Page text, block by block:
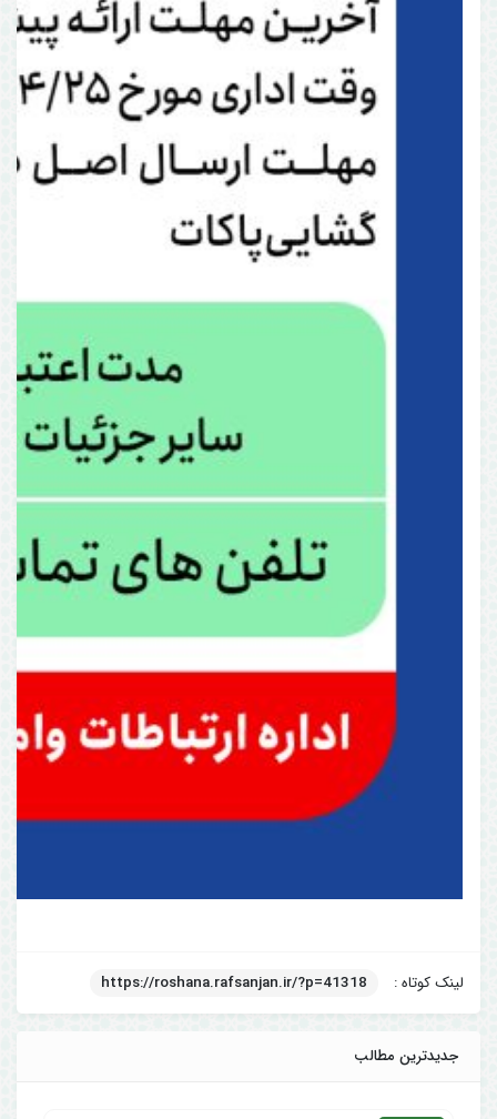
لینک کوتاه : https://roshana.rafsanjan.ir/?p=41318
جدیدترین مطالب